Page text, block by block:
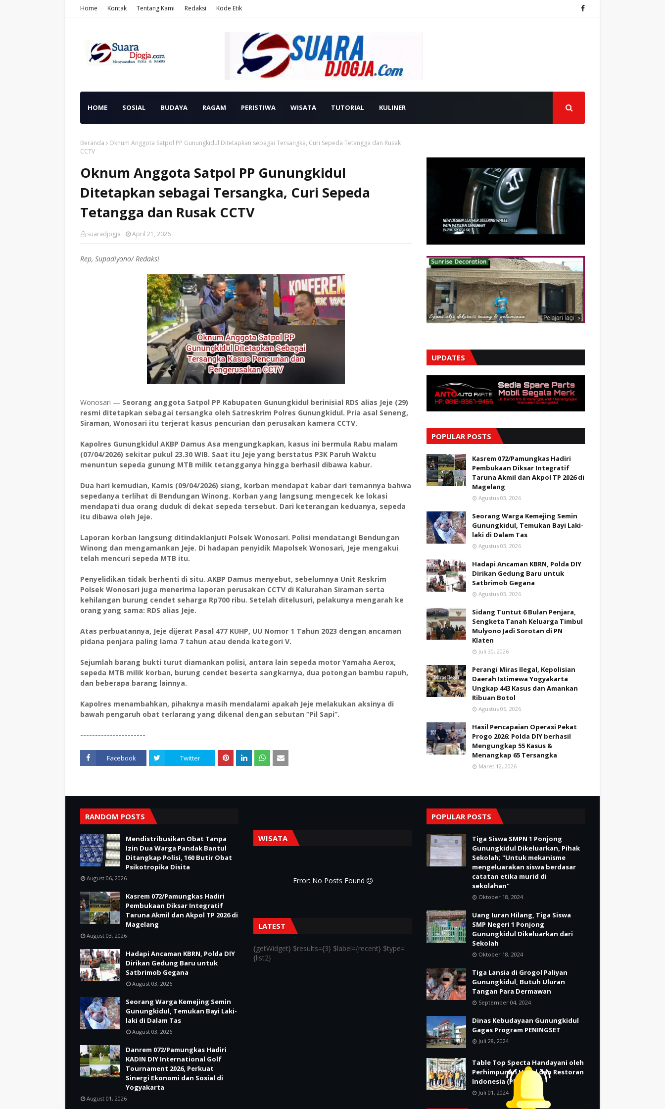
Home Kontak Tentang Kami Redaksi Kode Etik
HOME SOSIAL BUDAYA RAGAM PERISTIWA WISATA TUTORIAL KULINER
Beranda
Oknum Anggota Satpol PP Gunungkidul Ditetapkan sebagai Tersangka, Curi Sepeda Tetangga dan Rusak
CCTV
Oknum Anggota Satpol PP Gunungkidul
Ditetapkan sebagai Tersangka, Curi Sepeda
Tetangga dan Rusak CCTV
suaradjogja April 21, 2026
Rep, Supadiyono/ Redaksi
Wonosari — Seorang anggota Satpol PP Kabupaten Gunungkidul berinisial RDS alias Jeje (29)
resmi ditetapkan sebagai tersangka oleh Satreskrim Polres Gunungkidul. Pria asal Seneng,
Siraman, Wonosari itu terjerat kasus pencurian dan perusakan kamera CCTV.
Kapolres Gunungkidul AKBP Damus Asa mengungkapkan, kasus ini bermula Rabu malam
(07/04/2026) sekitar pukul 23.30 WIB. Saat itu Jeje yang berstatus P3K Paruh Waktu
menuntun sepeda gunung MTB milik tetangganya hingga berhasil dibawa kabur.
Dua hari kemudian, Kamis (09/04/2026) siang, korban mendapat kabar dari temannya bahwa
sepedanya terlihat di Bendungan Winong. Korban yang langsung mengecek ke lokasi
mendapati dua orang duduk di dekat sepeda tersebut. Dari keterangan keduanya, sepeda
itu dibawa oleh Jeje.
Laporan korban langsung ditindaklanjuti Polsek Wonosari. Polisi mendatangi Bendungan
Winong dan mengamankan Jeje. Di hadapan penyidik Mapolsek Wonosari, Jeje mengakui
telah mencuri sepeda MTB itu.
Penyelidikan tidak berhenti di situ. AKBP Damus menyebut, sebelumnya Unit Reskrim
Polsek Wonosari juga menerima laporan perusakan CCTV di Kalurahan Siraman serta
kehilangan burung cendet seharga Rp700 ribu. Setelah ditelusuri, pelakunya mengarah ke
orang yang sama: RDS alias Jeje.
Atas perbuatannya, Jeje dijerat Pasal 477 KUHP, UU Nomor 1 Tahun 2023 dengan ancaman
pidana penjara paling lama 7 tahun atau denda kategori V.
Sejumlah barang bukti turut diamankan polisi, antara lain sepeda motor Yamaha Aerox,
sepeda MTB milik korban, burung cendet beserta sangkarnya, dua potongan bambu rapuh,
dan beberapa barang lainnya.
Kapolres menambahkan, pihaknya masih mendalami apakah Jeje melakukan aksinya di
bawah pengaruh obat terlarang yang dikenal dengan sebutan “Pil Sapi”.
----------------------
Facebook Twitter
UPDATES
POPULAR POSTS
Kasrem 072/Pamungkas Hadiri
Pembukaan Diksar Integratif
Taruna Akmil dan Akpol TP 2026 di
Magelang
Agustus 03, 2026
Seorang Warga Kemejing Semin
Gunungkidul, Temukan Bayi Laki-
laki di Dalam Tas
Agustus 03, 2026
Hadapi Ancaman KBRN, Polda DIY
Dirikan Gedung Baru untuk
Satbrimob Gegana
Agustus 03, 2026
Sidang Tuntut 6 Bulan Penjara,
Sengketa Tanah Keluarga Timbul
Mulyono Jadi Sorotan di PN
Klaten
Juli 30, 2026
Perangi Miras Ilegal, Kepolisian
Daerah Istimewa Yogyakarta
Ungkap 443 Kasus dan Amankan
Ribuan Botol
Agustus 06, 2026
Hasil Pencapaian Operasi Pekat
Progo 2026; Polda DIY berhasil
Mengungkap 55 Kasus &
Menangkap 65 Tersangka
Maret 12, 2026
RANDOM POSTS
Mendistribusikan Obat Tanpa
Izin Dua Warga Pandak Bantul
Ditangkap Polisi, 160 Butir Obat
Psikotropika Disita
August 06, 2026
Kasrem 072/Pamungkas Hadiri
Pembukaan Diksar Integratif
Taruna Akmil dan Akpol TP 2026 di
Magelang
August 03, 2026
Hadapi Ancaman KBRN, Polda DIY
Dirikan Gedung Baru untuk
Satbrimob Gegana
August 03, 2026
Seorang Warga Kemejing Semin
Gunungkidul, Temukan Bayi Laki-
laki di Dalam Tas
August 03, 2026
Danrem 072/Pamungkas Hadiri
KADIN DIY International Golf
Tournament 2026, Perkuat
Sinergi Ekonomi dan Sosial di
Yogyakarta
August 01, 2026
WISATA
Error: No Posts Found
LATEST
{getWidget} $results={3} $label={recent} $type=
{list2}
POPULAR POSTS
Tiga Siswa SMPN 1 Ponjong
Gunungkidul Dikeluarkan, Pihak
Sekolah; "Untuk mekanisme
mengeluarakan siswa berdasar
catatan etika murid di
sekolahan"
Oktober 18, 2024
Uang Iuran Hilang, Tiga Siswa
SMP Negeri 1 Ponjong
Gunungkidul Dikeluarkan dari
Sekolah
Oktober 18, 2024
Tiga Lansia di Grogol Paliyan
Gunungkidul, Butuh Uluran
Tangan Para Dermawan
September 04, 2024
Dinas Kebudayaan Gunungkidul
Gagas Program PENINGSET
Juli 28, 2024
Table Top Specta Handayani oleh
Perhimpunan Hotel dan Restoran
Indonesia (PHRI)
Juli 01, 2024